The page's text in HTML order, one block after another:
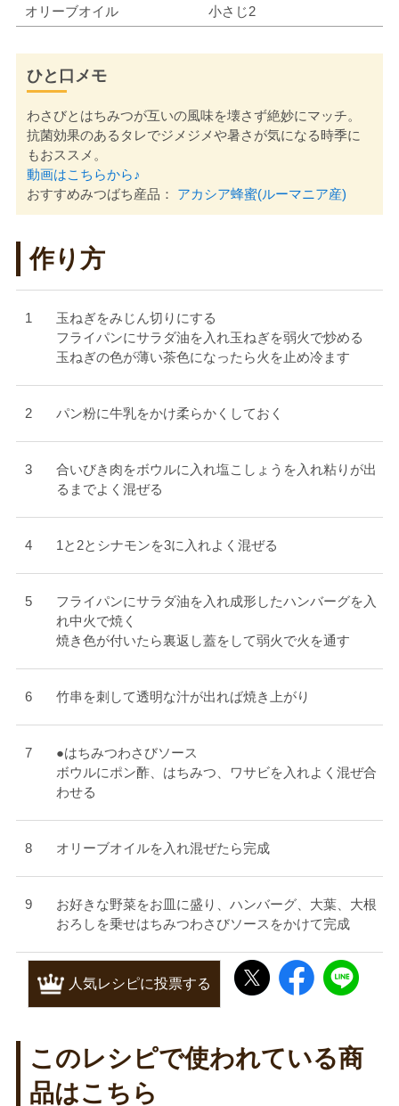
オリーブオイル
小さじ2
ひと口メモ
わさびとはちみつが互いの風味を壊さず絶妙にマッチ。
抗菌効果のあるタレでジメジメや暑さが気になる時季に
もおススメ。
動画はこちらから♪
おすすめみつばち産品： アカシア蜂蜜(ルーマニア産)
作り方
玉ねぎをみじん切りにする
フライパンにサラダ油を入れ玉ねぎを弱火で炒める
玉ねぎの色が薄い茶色になったら火を止め冷ます
パン粉に牛乳をかけ柔らかくしておく
合いびき肉をボウルに入れ塩こしょうを入れ粘りが出
るまでよく混ぜる
1と2とシナモンを3に入れよく混ぜる
フライパンにサラダ油を入れ成形したハンバーグを入
れ中火で焼く
焼き色が付いたら裏返し蓋をして弱火で火を通す
竹串を刺して透明な汁が出れば焼き上がり
●はちみつわさびソース
ボウルにポン酢、はちみつ、ワサビを入れよく混ぜ合
わせる
オリーブオイルを入れ混ぜたら完成
お好きな野菜をお皿に盛り、ハンバーグ、大葉、大根
おろしを乗せはちみつわさびソースをかけて完成
人気レシピに投票する
このレシピで使われている商
品はこちら